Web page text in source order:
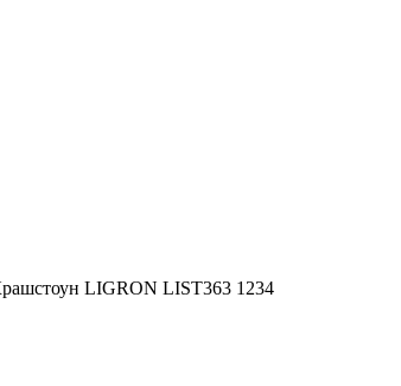
LIGRON LIST363 1234